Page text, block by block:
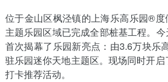
位于金山区枫泾镇的上海乐高乐园®
主题乐园区域已完成全部桩基工程。
首次揭幕了乐园新亮点：由3.6万块乐
驻乐园迷你天地主题区。现场同时开
打卡推荐活动。